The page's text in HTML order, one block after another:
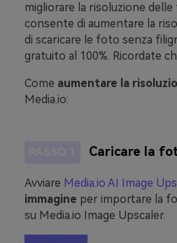
migliorare la risoluzione
consente di aumentare la
di scaricare le foto senza
gratuito al 100%. Ricordate
Come aumentare la
Media.io:
Caricare la
Avviare Media.io AI Image
immagine per importare la
su Media.io Image Upscaler.